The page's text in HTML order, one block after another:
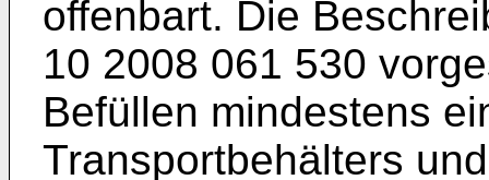
offenbart. Die
10 2008 061 530
Befüllen mindestens
Transportbehälters